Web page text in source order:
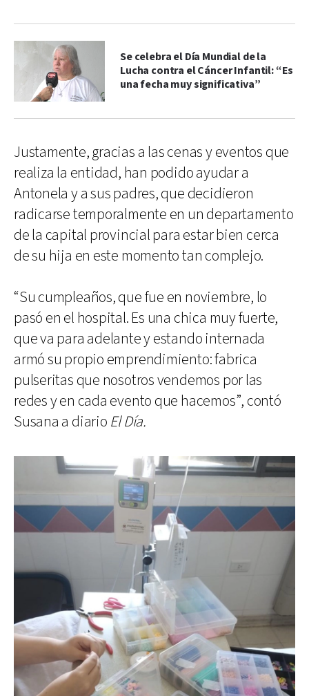
Se celebra el Día Mundial de la
Lucha contra el Cáncer Infantil: “Es
una fecha muy significativa”
Justamente, gracias a las cenas y eventos que
realiza la entidad, han podido ayudar a
Antonela y a sus padres, que decidieron
radicarse temporalmente en un departamento
de la capital provincial para estar bien cerca
de su hija en este momento tan complejo.
“Su cumpleaños, que fue en noviembre, lo
pasó en el hospital. Es una chica muy fuerte,
que va para adelante y estando internada
armó su propio emprendimiento: fabrica
pulseritas que nosotros vendemos por las
redes y en cada evento que hacemos”, contó
Susana a diario El Día.